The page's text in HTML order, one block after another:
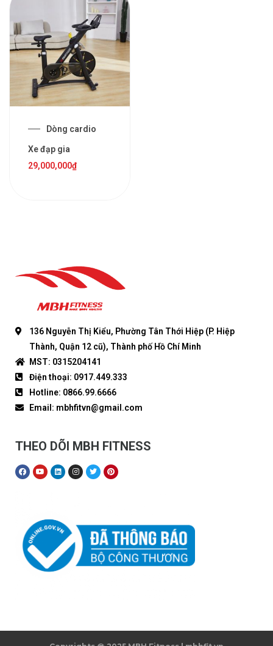
Dòng cardio
Xe đạp gia
29,000,000₫
136 Nguyễn Thị Kiểu, Phường Tân Thới Hiệp (P. Hiệp
Thành, Quận 12 cũ), Thành phố Hồ Chí Minh
MST: 0315204141
Điện thoại: 0917.449.333
Hotline: 0866.99.6666
Email: mbhfitvn@gmail.com
THEO DÕI MBH FITNESS